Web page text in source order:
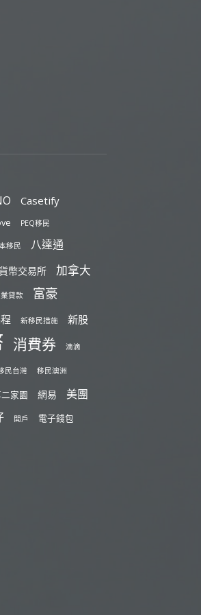
Casetify
PEQ移民
移民 八達通
幣交易所 加拿大
貸款 富豪
新移民措施
新股
消費券 滴滴
民台灣 移民澳洲
家園 網易 美團
開戶 電子錢包